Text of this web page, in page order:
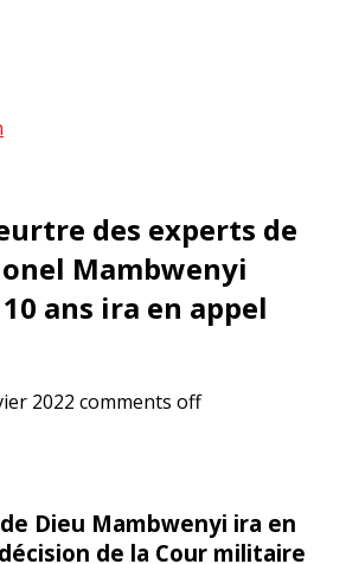
des experts de
Mambwenyi
ans ira en appel
2022 comments off
Dieu Mambwenyi ira en
de la Cour militaire